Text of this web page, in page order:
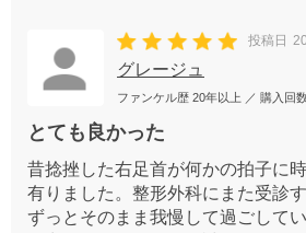
投稿日
グレージュ
ファンケル歴 20年以上 ／ 購入回
とても良かった
昔捻挫した右足首が何かの拍子に
有りました。整形外科にまた受診
ずっとそのまま我慢して過ごして